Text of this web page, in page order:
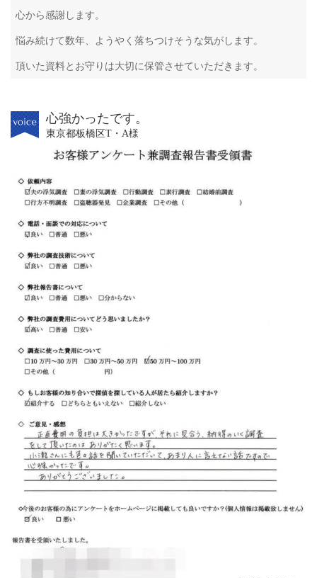
心から感謝します。
悩み続けて数年、ようやく落ちつけそうな気がします。
頂いた資料とお守りは大切に保管させていただきます。
心強かったです。
東京都板橋区T・A様